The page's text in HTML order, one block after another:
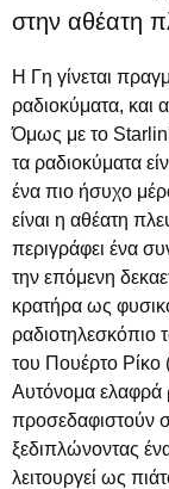
στην αθέατη
Η Γη γίνεται
ραδιοκύματα, και
Όμως με το
τα ραδιοκύματα
ένα πιο ήσυχο
είναι η αθέατη
περιγράφει ένα
την επόμενη
κρατήρα ως
ραδιοτηλεσκόπιο
του Πουέρτο Ρίκο
Αυτόνομα ελαφρά
προσεδαφιστούν
ξεδιπλώνοντας
λειτουργεί ως